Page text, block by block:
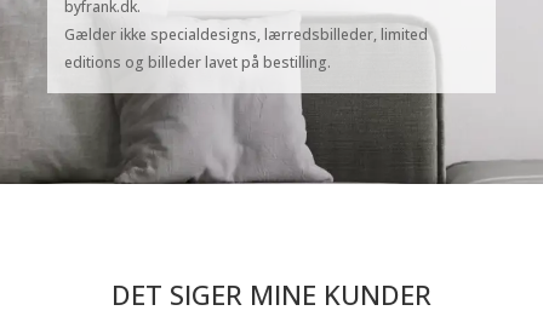
byfrank.dk.
Gælder ikke specialdesigns, lærredsbilleder, limited
editions og billeder lavet på bestilling.
DET SIGER MINE KUNDER